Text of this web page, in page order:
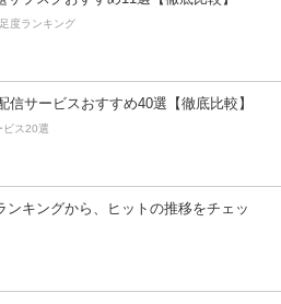
度ランキング
信サービスおすすめ40選【徹底比較】
ビス20選
ンキングから、ヒットの推移をチェッ